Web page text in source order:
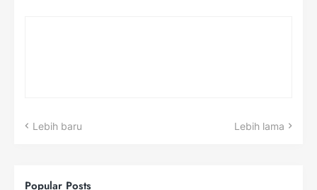
Lebih baru Lebih lama
Popular Posts